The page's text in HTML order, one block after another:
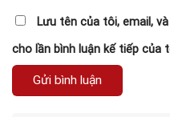
Lưu tên của tôi, email,
cho lần bình luận kế tiếp của